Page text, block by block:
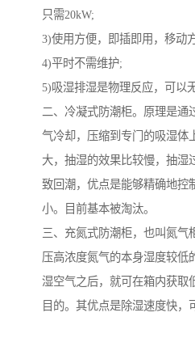
只需20kW;
3)使用方便，即插即用，移动
4)平时不需维护;
5)吸湿排湿是物理反应，可以
二、冷凝式防潮柜。原理是通
气冷却，压缩到专门的吸湿体
大，抽湿的效果比较慢，抽湿
致回潮，优点是能够精确地控
小。目前基本被淘汰。
三、充氮式防潮柜，也叫氮气
压高浓度氮气的本身湿度较低
湿空气之后，就可在箱内获取
目的。其优点是除湿速度快，